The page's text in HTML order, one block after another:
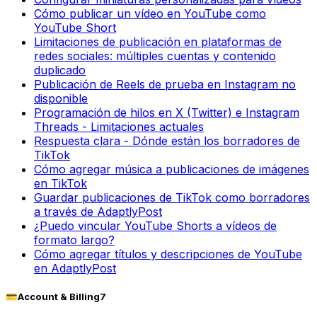
Cómo publicar un vídeo en YouTube como
YouTube Short
Limitaciones de publicación en plataformas de
redes sociales: múltiples cuentas y contenido
duplicado
Publicación de Reels de prueba en Instagram no
disponible
Programación de hilos en X (Twitter) e Instagram
Threads - Limitaciones actuales
Respuesta clara - Dónde están los borradores de
TikTok
Cómo agregar música a publicaciones de imágenes
en TikTok
Guardar publicaciones de TikTok como borradores
a través de AdaptlyPost
¿Puedo vincular YouTube Shorts a vídeos de
formato largo?
Cómo agregar títulos y descripciones de YouTube
en AdaptlyPost
💳Account & Billing7